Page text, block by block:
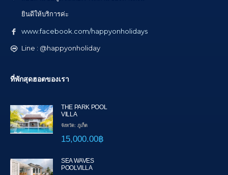
ยินดีให้บริการค่ะ
www.facebook.com/happyonholidays
Line : @happyonholiday
ที่พักสุดฮอตของเรา
THE PARK POOL
VILLA
จังหวัด: ภูเก็ต
15,000.00฿
SEA WAVES
POOLVILLA